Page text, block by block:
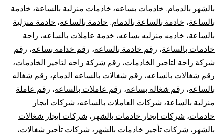
بالشهر بالدمام، خادمات بساعه، خادمات منزلية بالساعة، خادمة
بالساعة، خادمة بالساعة بالدمام، خادمة بالساعه، خادمة منزلية
بالساعة، خادمه منزليه بساعه، خدمة عاملات بالساعه، راحة
خادمات بالساعة، رقم خادمة بالساعه، رقم خدامه بساعه، رقم
شركة راحة لتاجير الخادمات، رقم شركة راحه لتاجير الخادمات،
رقم شغالات بالساعه، رقم شغالات بالساعه الدمام، رقم شغاله
بالساعه، رقم شغاله بساعه، رقم عاملات بالساعه، رقم عاملة
منزلية بالساعة، شركات العاملات بالساعه، شركات ايجار
خادمات، شركات ايجار خادمات بالشهر ، شركات ايجار شغالات
بالشهر ، شركات تأجير خادمات بالشهر ، شركات تأجير شغالات،